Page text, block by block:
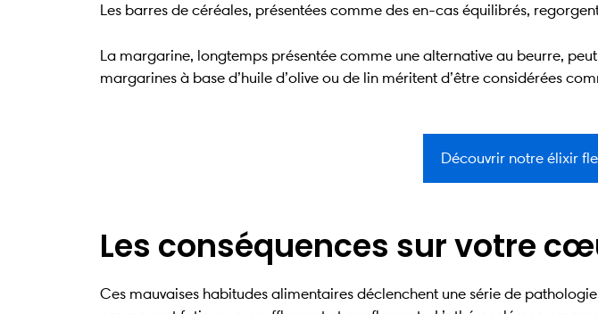
Les barres de céréales, présentées comme des en-cas équilibrés,
La margarine, longtemps présentée comme une alternative au beurre,
margarines à base d’huile d’olive ou de lin méritent d’être considérées
Découvrir notre élixir
Les conséquences sur votre
Ces mauvaises habitudes alimentaires déclenchent une série de